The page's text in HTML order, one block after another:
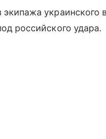
украинского
российского удара.